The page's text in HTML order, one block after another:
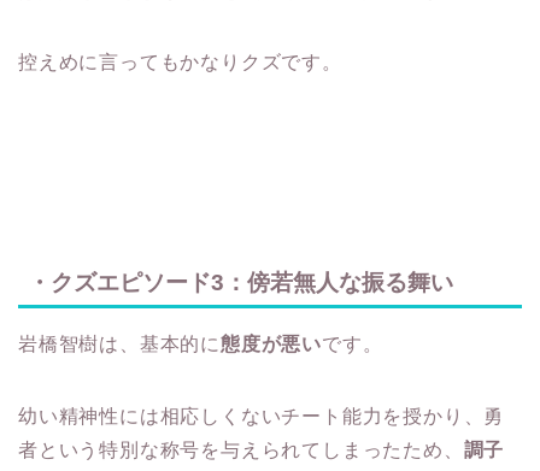
控えめに言ってもかなりクズです。
・クズエピソード3：傍若無人な振る舞い
岩橋智樹は、基本的に態度が悪いです。
幼い精神性には相応しくないチート能力を授かり、勇
者という特別な称号を与えられてしまったため、 調子